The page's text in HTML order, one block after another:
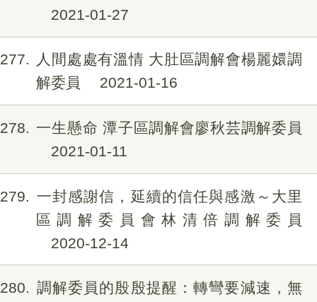
2021-01-27
277
人間處處有溫情 大肚區調解會楊麗嬛調
解委員
2021-01-16
278
一生懸命 潭子區調解會廖秋芸調解委員
2021-01-11
279
一封感謝信，延續的信任與感激～大里
區調解委員會林清倍調解委員
2020-12-14
280
調解委員的殷殷提醒：轉彎要減速，無